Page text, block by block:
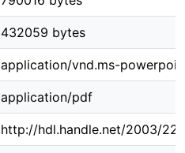
432059 bytes
application/vnd.ms-
application/pdf
http://hdl.handle.net/2003/